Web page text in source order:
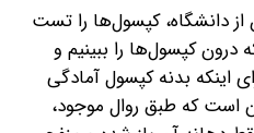
دانشگاه، کپسول‌ها را تست
درون کپسول‌ها را ببینیم و
اینکه بدنه کپسول آمادگی
است که طبق روال موجود،